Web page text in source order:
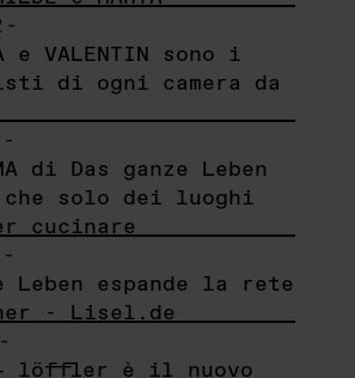
-
e VALENTIN sono i
di ogni camera da
di Das ganze Leben
che solo dei luoghi
cucinare
Leben espande la rete
- Lisel.de
+ löffler è il nuovo